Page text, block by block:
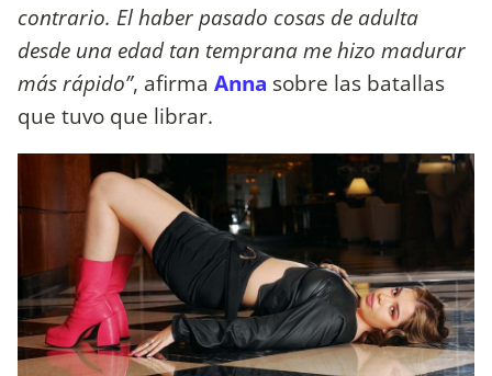
contrario. El haber pasado cosas de adulta
desde una edad tan temprana me hizo madurar
más rápido”, afirma Anna sobre las batallas
que tuvo que librar.